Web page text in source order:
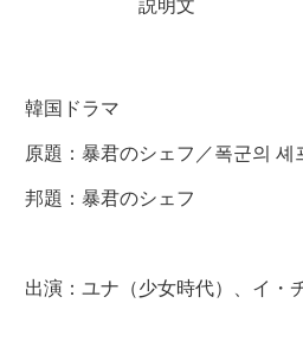
説明文
韓国ドラマ
原題：暴君のシェフ／폭군의 셰
邦題：暴君のシェフ
出演：ユナ（少女時代）、イ・